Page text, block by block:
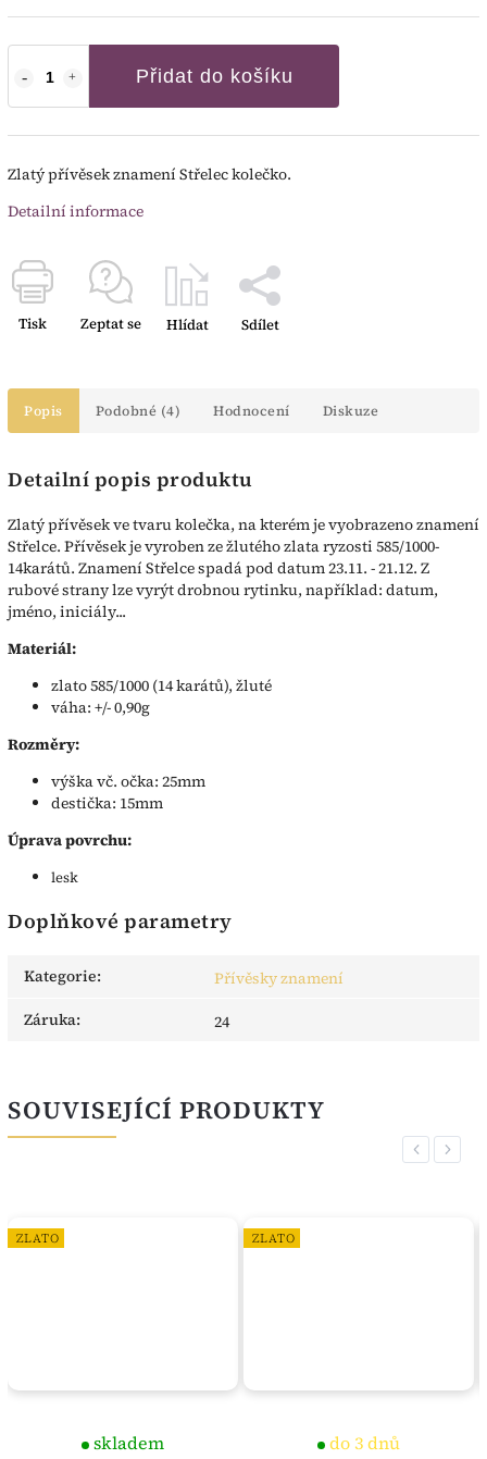
Přidat do košíku
Zlatý přívěsek znamení Střelec kolečko.
Detailní informace
Tisk Zeptat se Hlídat Sdílet
Popis Podobné (4) Hodnocení Diskuze
Detailní popis produktu
Zlatý přívěsek ve tvaru kolečka, na kterém je vyobrazeno znamení
Střelce. Přívěsek je vyroben ze žlutého zlata ryzosti 585/1000-
14karátů. Znamení Střelce spadá pod datum 23.11. - 21.12. Z
rubové strany lze vyrýt drobnou rytinku, například: datum,
jméno, iniciály...
Materiál:
zlato 585/1000 (14 karátů), žluté
váha: +/- 0,90g
Rozměry:
výška vč. očka: 25mm
destička: 15mm
Úprava povrchu:
lesk
Doplňkové parametry
Kategorie:
Přívěsky znamení
Záruka: 24
SOUVISEJÍCÍ PRODUKTY
Previous
ZLATO
skladem
ZLATO
do 3 dnů
Next